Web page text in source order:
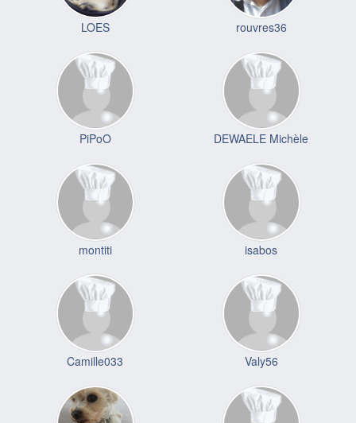
LOES rouvres36
PiPoO DEWAELE Michèle
montiti isabos
Camille033 Valy56